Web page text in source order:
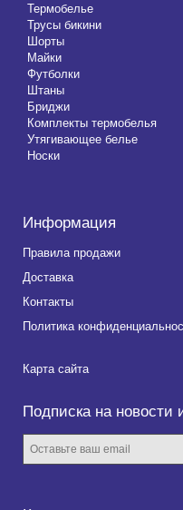
Термобелье
Трусы бикини
Шорты
Майки
Футболки
Штаны
Бриджи
Комплекты термобелья
Утягивающее белье
Носки
Информация
Правила продажи
Доставка
Контакты
Политика
Карта сайта
Подписка на новости